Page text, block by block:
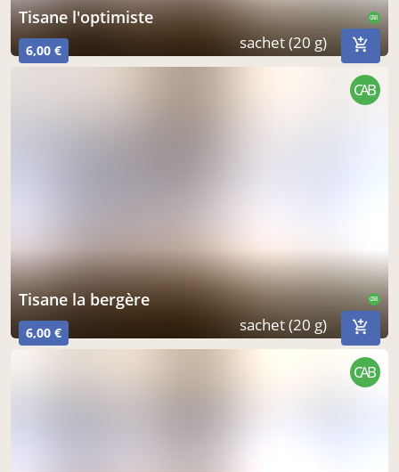
tisane l'optimiste CAB
6,00 € sachet (20 g)
tisane la bergère CAB
6,00 € sachet (20 g)
CAB
CAB